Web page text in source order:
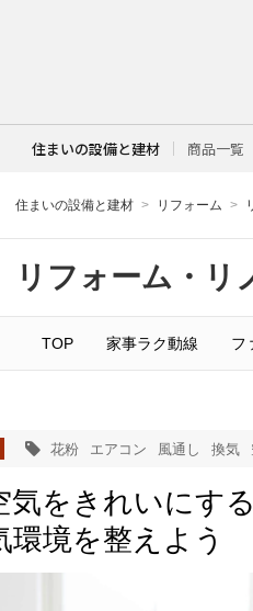
住まいの設備と建材 商品一覧
住まいの設備と建材 リフォーム
リフォーム・リ
TOP 家事ラク動線 フ
花粉 エアコン 風通し 換気
気をきれいにす
環境を整えよう